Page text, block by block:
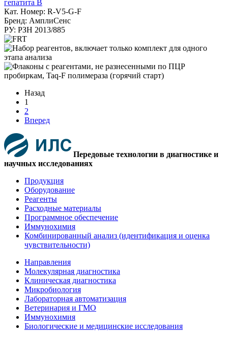
гепатита В
Кат. Номер: R-V5-G-F
Бренд: АмплиСенс
РУ: РЗН 2013/885
Назад
1
2
Вперед
Передовые технологии в диагностике и
научных исследованиях
Продукция
Оборудование
Реагенты
Расходные материалы
Программное обеспечение
Иммунохимия
Комбинированный анализ (идентификация и оценка
чувствительности)
Направления
Молекулярная диагностика
Клиническая диагностика
Микробиология
Лабораторная автоматизация
Ветеринария и ГМО
Иммунохимия
Биологические и медицинские исследования